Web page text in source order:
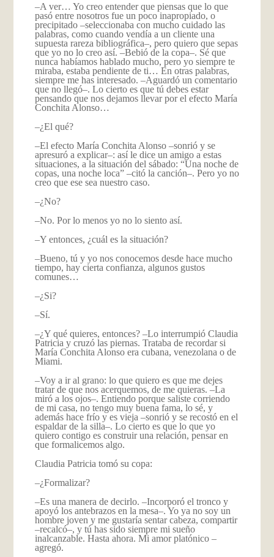
–A ver… Yo creo entender que piensas que lo que
pasó entre nosotros fue un poco inapropiado, o
precipitado –seleccionaba con mucho cuidado las
palabras, como cuando vendía a un cliente una
supuesta rareza bibliográfica–, pero quiero que sepas
que yo no lo creo así. –Bebió de la copa–. Sé que
nunca habíamos hablado mucho, pero yo siempre te
miraba, estaba pendiente de ti… En otras palabras,
siempre me has interesado. –Aguardó un comentario
que no llegó–. Lo cierto es que tú debes estar
pensando que nos dejamos llevar por el efecto María
Conchita Alonso…
–¿El qué?
–El efecto María Conchita Alonso –sonrió y se
apresuró a explicar–: así le dice un amigo a estas
situaciones, a la situación del sábado: “Una noche de
copas, una noche loca” –citó la canción–. Pero yo no
creo que ese sea nuestro caso.
–¿No?
–No. Por lo menos yo no lo siento así.
–Y entonces, ¿cuál es la situación?
–Bueno, tú y yo nos conocemos desde hace mucho
tiempo, hay cierta confianza, algunos gustos
comunes…
–¿Si?
–Sí.
–¿Y qué quieres, entonces? –Lo interrumpió Claudia
Patricia y cruzó las piernas. Trataba de recordar si
María Conchita Alonso era cubana, venezolana o de
Miami.
–Voy a ir al grano: lo que quiero es que me dejes
tratar de que nos acerquemos, de me quieras. –La
miró a los ojos–. Entiendo porque saliste corriendo
de mi casa, no tengo muy buena fama, lo sé, y
además hace frío y es vieja –sonrió y se recostó en el
espaldar de la silla–. Lo cierto es que lo que yo
quiero contigo es construir una relación, pensar en
que formalicemos algo.
Claudia Patricia tomó su copa:
–¿Formalizar?
–Es una manera de decirlo. –Incorporó el tronco y
apoyó los antebrazos en la mesa–. Yo ya no soy un
hombre joven y me gustaría sentar cabeza, compartir
–recalcó–, y tú has sido siempre mi sueño
inalcanzable. Hasta ahora. Mi amor platónico –
agregó.